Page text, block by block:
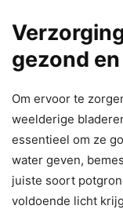
gezond
Om ervoor te
weelderige
essentieel om ze
water geven,
juiste soort
voldoende licht